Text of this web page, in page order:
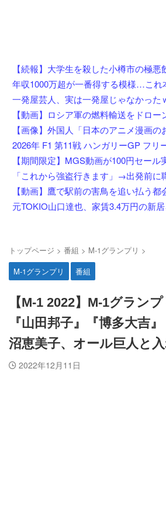
一発屋芸人、実は一発屋じゃなかった
トップページ > 番組 > M-1グランプリ >
M-1グランプリ
番組
【M-1 2022】M-1グラン
『山田邦子』『博多大吉
沼恵美子、オール巨人と
2022年12月11日